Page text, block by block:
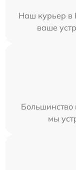
Наш курьер в
ваше
Большинство
мы